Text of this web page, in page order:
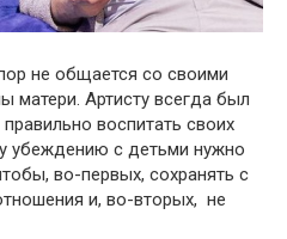
не общается со своими
матери. Артисту всегда был
воспитать своих
убеждению с детьми нужно
во-первых, сохранять с
и, во-вторых, не